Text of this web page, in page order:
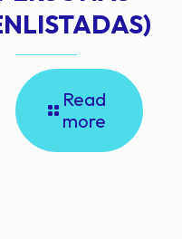
Read
more